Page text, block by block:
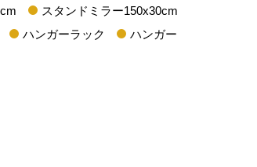
スタンドミラー150x30cm
ハンガーラック
ハンガー